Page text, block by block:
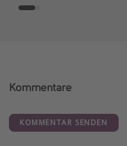
Kommentare
KOMMENTAR SENDEN